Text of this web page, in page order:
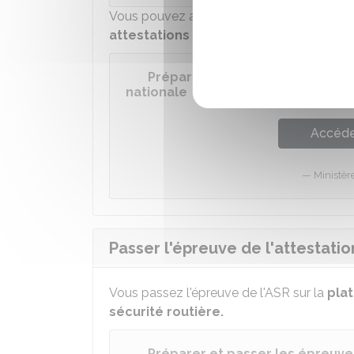
Vous pouvez aussi préparer l'épreuve de
attestations de sécurité routière.
Préparer et passer les
nationale
Passer l'épreuve de
Vous passez l'épreuve de l'ASR sur la
sécurité routière.